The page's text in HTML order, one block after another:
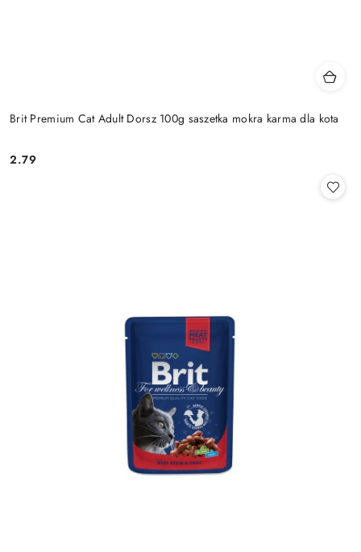
Brit Premium Cat Adult Dorsz 100g saszetka mokra karma dla kota
Cena:
2.79